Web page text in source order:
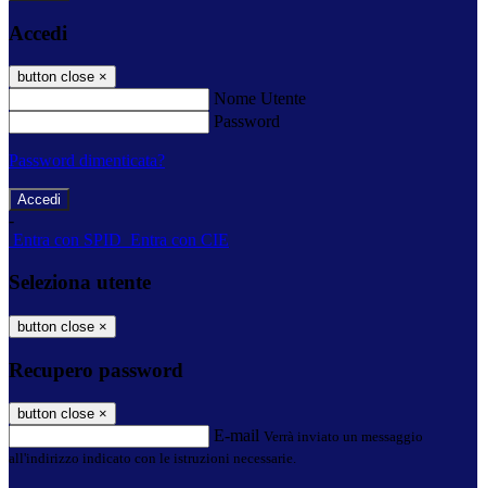
Accedi
button close ×
Nome Utente
Password
Password dimenticata?
-
Entra con SPID Entra con CIE
Seleziona utente
button close ×
Recupero password
button close ×
E-mail Verrà inviato un messaggio
all'indirizzo indicato con le istruzioni necessarie.